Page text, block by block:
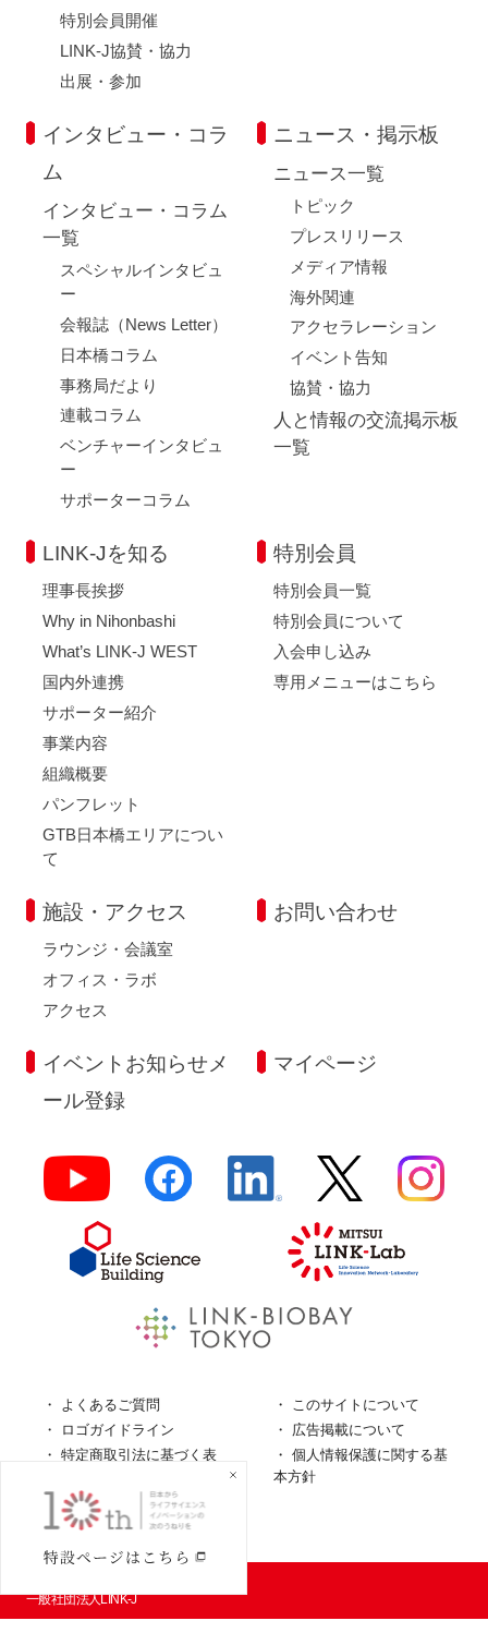
特別会員開催
LINK-J協賛・協力
出展・参加
インタビュー・コラ
ム
インタビュー・コラム
一覧
スペシャルインタビュ
ー
会報誌（News Letter）
日本橋コラム
事務局だより
連載コラム
ベンチャーインタビュ
ー
サポーターコラム
ニュース・掲示板
ニュース一覧
トピック
プレスリリース
メディア情報
海外関連
アクセラレーション
イベント告知
協賛・協力
人と情報の交流掲示板
一覧
LINK-Jを知る
理事長挨拶
Why in Nihonbashi
What’s LINK-J WEST
国内外連携
サポーター紹介
事業内容
組織概要
パンフレット
GTB日本橋エリアについ
て
特別会員
特別会員一覧
特別会員について
入会申し込み
専用メニューはこちら
施設・アクセス
ラウンジ・会議室
オフィス・ラボ
アクセス
お問い合わせ
イベントお知らせメ
ール登録
マイページ
よくあるご質問
このサイトについて
ロゴガイドライン
広告掲載について
特定商取引法に基づく表
個人情報保護に関する基
本方針
個人情報の取扱について
一般社団法人LINK-J